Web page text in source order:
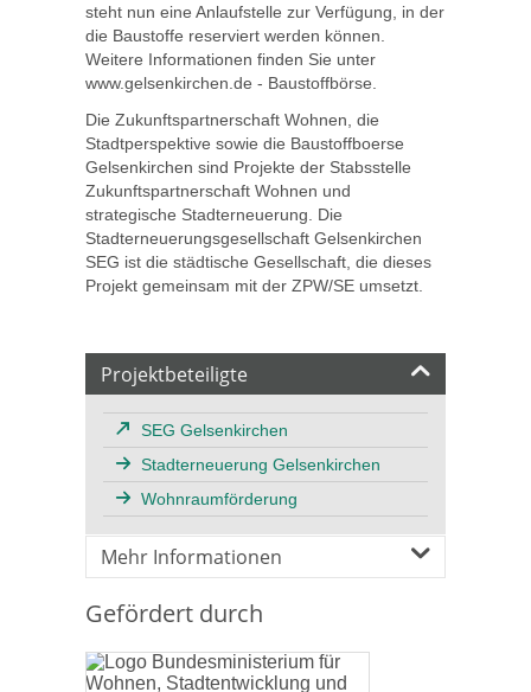
steht nun eine Anlaufstelle zur Verfügung, in der
die Baustoffe reserviert werden können.
Weitere Informationen finden Sie unter
www.gelsenkirchen.de - Baustoffbörse.
Die Zukunftspartnerschaft Wohnen, die
Stadtperspektive sowie die Baustoffboerse
Gelsenkirchen sind Projekte der Stabsstelle
Zukunftspartnerschaft Wohnen und
strategische Stadterneuerung. Die
Stadterneuerungsgesellschaft Gelsenkirchen
SEG ist die städtische Gesellschaft, die dieses
Projekt gemeinsam mit der ZPW/SE umsetzt.
Projektbeteiligte
SEG Gelsenkirchen
Stadterneuerung Gelsenkirchen
Wohnraumförderung
Mehr Informationen
Gefördert durch